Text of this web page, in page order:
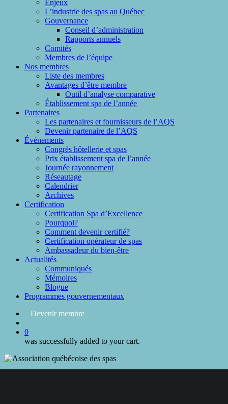
Enjeux
L’industrie des spas au Québec
Gouvernance
Conseil d’administration
Rapports annuels
Comités
Membres de l’équipe
Nos membres
Liste des membres
Avantages d’être membre
Outil d’analyse comparative
Établissement spa de l’année
Partenaires
Les partenaires et fournisseurs de l’AQS
Devenir partenaire de l’AQS
Événements
Congrès hôtellerie et spas
Prix établissement spa de l’année
Journée rayonnement
Réseautage
Calendrier
Archives
Certification
Certification Spa d’Excellence
Pourquoi?
Comment devenir certifié?
Certification opérateur de spas
Ambassadeur du bien-être
Actualités
Communiqués
Mémoires
Blogue
Programmes gouvernementaux
Devenir membre
0
was successfully added to your cart.